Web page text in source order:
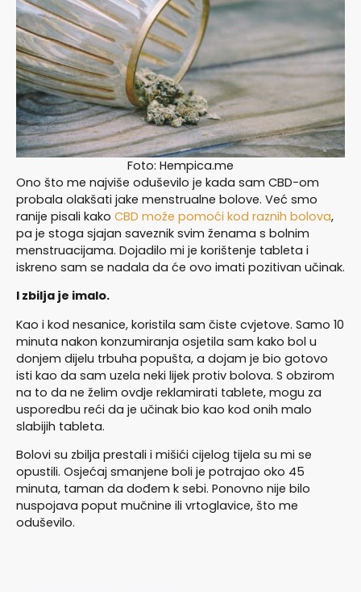
Foto: Hempica.me
Ono što me najviše oduševilo je kada sam CBD-om
probala olakšati jake menstrualne bolove. Već smo
ranije pisali kako CBD može pomoći kod raznih bolova,
pa je stoga sjajan saveznik svim ženama s bolnim
menstruacijama. Dojadilo mi je korištenje tableta i
iskreno sam se nadala da će ovo imati pozitivan učinak.
I zbilja je imalo.
Kao i kod nesanice, koristila sam čiste cvjetove. Samo 10
minuta nakon konzumiranja osjetila sam kako bol u
donjem dijelu trbuha popušta, a dojam je bio gotovo
isti kao da sam uzela neki lijek protiv bolova. S obzirom
na to da ne želim ovdje reklamirati tablete, mogu za
usporedbu reći da je učinak bio kao kod onih malo
slabijih tableta.
Bolovi su zbilja prestali i mišići cijelog tijela su mi se
opustili. Osjećaj smanjene boli je potrajao oko 45
minuta, taman da dođem k sebi. Ponovno nije bilo
nuspojava poput mučnine ili vrtoglavice, što me
oduševilo.